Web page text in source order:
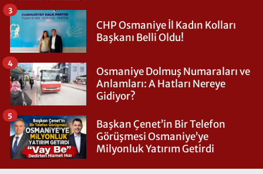
CHP Osmaniye İl Kadın Kolları
Başkanı Belli Oldu!
3
Osmaniye Dolmuş Numaraları ve
Anlamları: A Hatları Nereye
Gidiyor?
4
Başkan Çenet’in Bir Telefon
Görüşmesi Osmaniye’ye
Milyonluk Yatırım Getirdi
5